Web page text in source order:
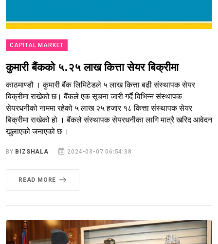
CAPITAL MARKET
कुमारी बैंकको ५.२५ लाख कित्ता सेयर बिक्रीमा
काठमाण्डौ । कुमारी बैंक लिमिटेडले ५ लाख कित्ता बढी संस्थापक सेयर
बिक्रीमा राखेको छ। बैंकले एक सूचना जारी गर्दै विभिन्न संस्थापक
सेयरधनीको नाममा रहेको ५ लाख २५ हजार १८ कित्ता संस्थापक सेयर
बिक्रीमा राखेको हो । बैंकले संस्थापक सेयरधनीका लागि मात्रै खरिद आवेदन
खुलाएको जनाएको छ ।
BY BIZSHALA 2024-03-07 06:54:38
READ MORE